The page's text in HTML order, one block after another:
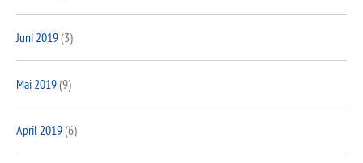
Juni 2019(3)
Mai 2019(9)
April 2019(6)